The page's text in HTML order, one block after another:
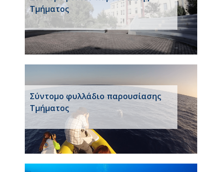
Τμήματος
Σύντομο φυλλάδιο παρουσίασης
Τμήματος